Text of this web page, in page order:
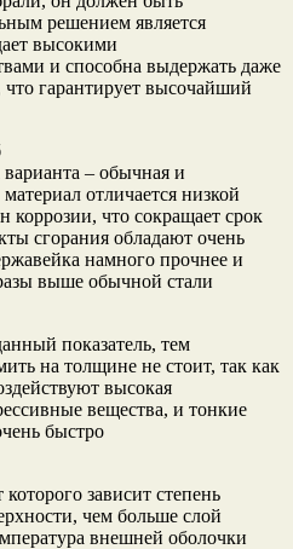
решением является
высокими
и способна выдержать даже
что гарантирует высочайший
варианта – обычная и
отличается низкой
что сокращает срок
сгорания обладают очень
намного прочнее и
выше обычной стали
показатель, тем
на толщине не стоит, так как
высокая
вещества, и тонкие
быстро
зависит степень
чем больше слой
внешней оболочки